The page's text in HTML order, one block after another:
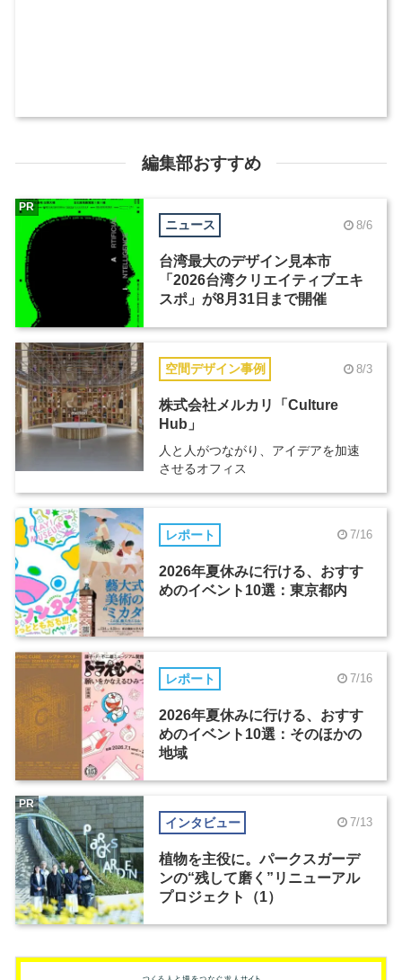
編集部おすすめ
ニュース 8/6
台湾最大のデザイン見本市
「2026台湾クリエイティブエキ
スポ」が8月31日まで開催
PR
空間デザイン事例 8/3
株式会社メルカリ「Culture
Hub」
人と人がつながり、アイデアを加速
させるオフィス
レポート 7/16
2026年夏休みに行ける、おすす
めのイベント10選：東京都内
レポート 7/16
2026年夏休みに行ける、おすす
めのイベント10選：そのほかの
地域
インタビュー 7/13
植物を主役に。パークスガーデ
ンの“残して磨く”リニューアル
プロジェクト（1）
PR